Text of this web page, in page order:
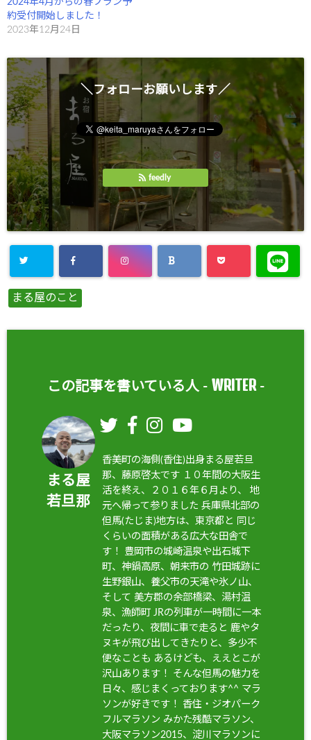
)
約受付開始しました！
2023年12月24日
＼フォローお願いします／
feedly
まる屋のこと
この記事を書いている人 - WRITER-
まる屋
若旦那
香美町の海側(香住)出身まる屋若旦
那、藤原啓太です １０年間の大阪生
活を終え、２０１６年６月より、 地
元へ帰って参りました 兵庫県北部の
但馬(たじま)地方は、東京都と 同じ
くらいの面積がある広大な田舎で
す！ 豊岡市の城崎温泉や出石城下
町、神鍋高原、朝来市の 竹田城跡に
生野銀山、養父市の天滝や氷ノ山、
そして 美方郡の余部橋梁、湯村温
泉、漁師町 JRの列車が一時間に一本
だったり、夜間に車で走ると 鹿やタ
ヌキが飛び出してきたりと、多少不
便なことも あるけども、ええとこが
沢山あります！ そんな但馬の魅力を
日々、感じまくっております^^ マラ
ソンが好きです！ 香住・ジオパーク
フルマラソン みかた残酷マラソン、
大阪マラソン2015、淀川マラソンに